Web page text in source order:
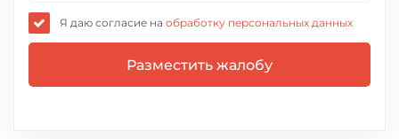
Я даю согласие на обработку персональных данных
Разместить жалобу